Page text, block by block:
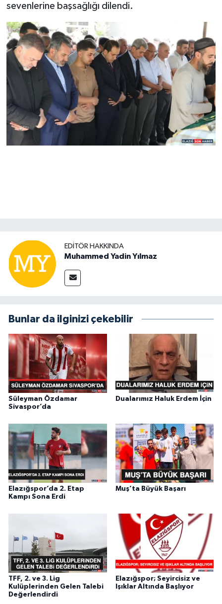
sevenlerine başsağlığı dilendi.
EDITÖR HAKKINDA
Muhammed Yadin Yılmaz
Bunlar da ilginizi çekebilir
Süleyman Özdamar
Sivaspor’da
Dualarımız Haluk Erdem İçin
Elazığspor’da 2. Etap
Kampı Sona Erdi
Muş’ta Büyük Başarı
TFF, 2. ve 3. Lig
Kulüplerinden Gelen Talebi
Değerlendirdi
Elazığspor; Seyircisiz ve
Işıklar Altında Başlıyor